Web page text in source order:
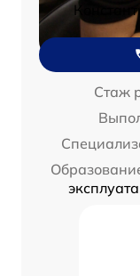
Стаж